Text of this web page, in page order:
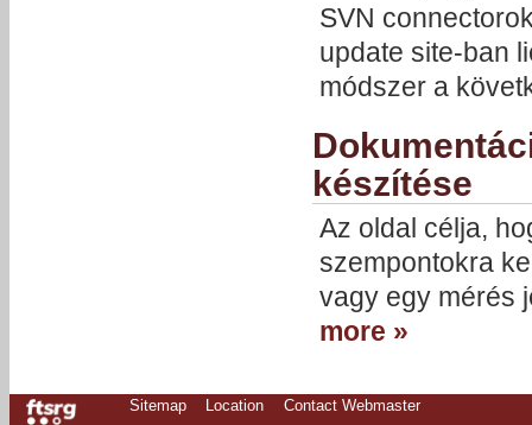
SVN
update site-ban
módszer a
készítése
Az oldal célja,
szempontokra
vagy egy mérés
more »
Sitemap Location Contact Webmaster